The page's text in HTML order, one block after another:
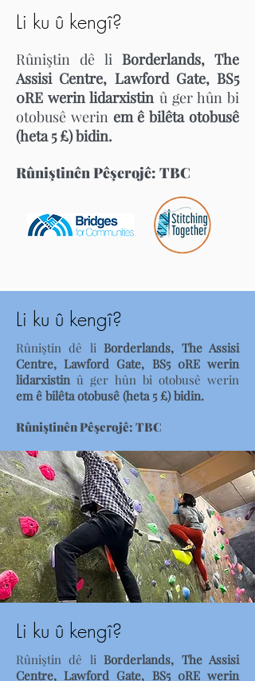
Li ku û kengî?
Rûniştin dê li Borderlands, The
Assisi Centre, Lawford Gate, BS5
0RE werin lidarxistinû ger hûn bi
otobusê werin em ê bilêta otobusê
(heta 5 £) bidin.
Rûniştinên Pêşerojê: TBC
Li ku û kengî?
Rûniştin dê liBorderlands, The Assisi
Centre, Lawford Gate, BS5 0RE werin
lidarxistinû ger hûn bi otobusê werin
em ê bilêta otobusê (heta 5 £) bidin.
Rûniştinên Pêşerojê: TBC
Li ku û kengî?
Rûniştin dê liBorderlands, The Assisi
Centre, Lawford Gate, BS5 0RE werin